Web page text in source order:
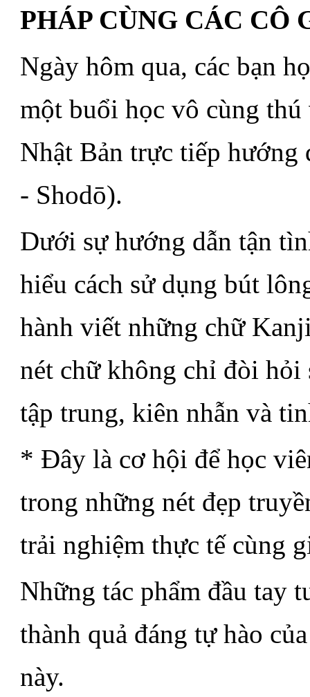
PHÁP CÙNG CÁC CÔ
Ngày hôm qua, các bạn
một buổi học vô cùng
Nhật Bản trực tiếp
- Shodō).
Dưới sự hướng dẫn tận
hiểu cách sử dụng bút
hành viết những chữ
nét chữ không chỉ đòi hỏi
tập trung, kiên nhẫn và
* Đây là cơ hội để học
trong những nét đẹp
trải nghiệm thực tế cùng
Những tác phẩm đầu tay
thành quả đáng tự hào
này.